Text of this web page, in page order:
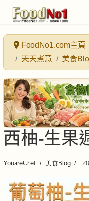
FoodNo1.com主頁
天天煮意
美食
西柚-生果
YouareChef 美食Blog